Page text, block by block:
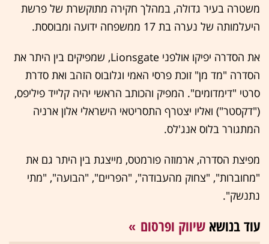
משטרה בעיר גדולה, במהלך חקירה מתוקשרת של פרשת
היעלמותה של נערה בת 17 ממשפחה ידועה ומבוססת.
את הסדרה יפיקו אולפני Lionsgate, שמפיקים בין היתר את
הסדרה "מד מן" זוכת פרסי האמי וגלובוס הזהב ואת סדרת
סרטי "דימדומים". המפיק והכותב הראשי יהיה קלייד פיליפס,
("דקסטר") ואליו יצטרף התסריטאי הישראלי אלון ארניה
המתגורר בלוס אנג'לס.
מפיצת הסדרה, ארמוזה פורמטס, מייצגת בין היתר גם את
"מחוברות", "צחוק מהעבודה", "הפריים", "הבועה", "מתי
נתנשק".
עוד בנושא שיווק ופרסום